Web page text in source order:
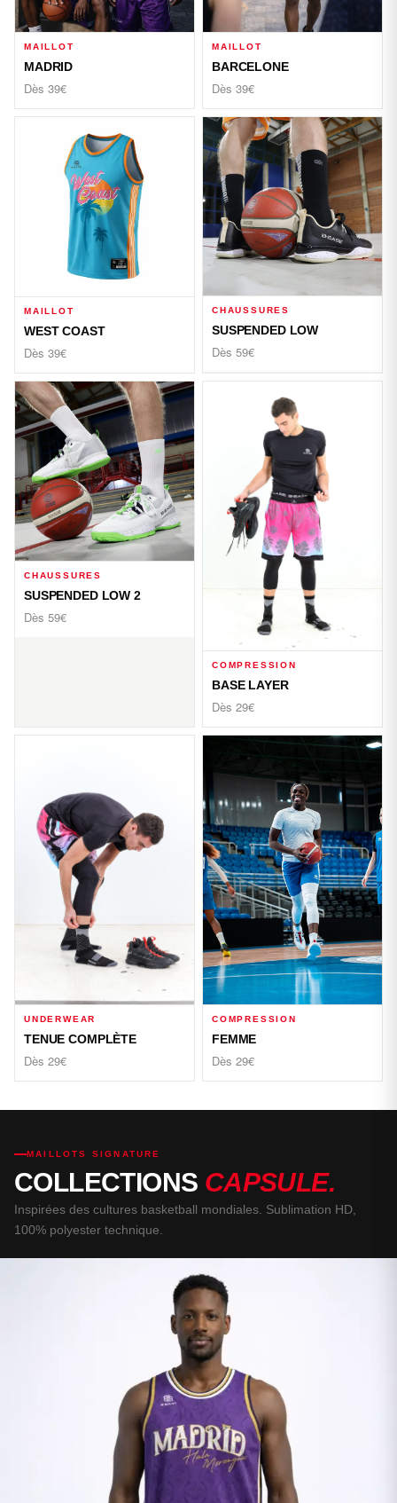
MAILLOT
MADRID
Dès 39€
MAILLOT
BARCELONE
Dès 39€
MAILLOT
WEST COAST
Dès 39€
CHAUSSURES
SUSPENDED LOW
Dès 59€
CHAUSSURES
SUSPENDED LOW 2
Dès 59€
COMPRESSION
BASE LAYER
Dès 29€
UNDERWEAR
TENUE COMPLÈTE
Dès 29€
COMPRESSION
FEMME
Dès 29€
MAILLOTS SIGNATURE
COLLECTIONS CAPSULE.
Inspirées des cultures basketball mondiales. Sublimation HD,
100% polyester technique.